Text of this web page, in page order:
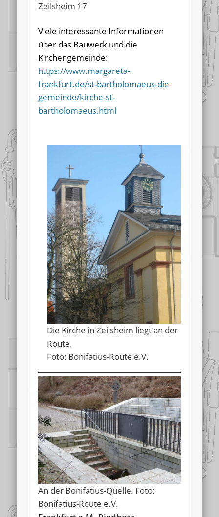
Zeilsheim 17
Viele interessante Informationen
über das Bauwerk und die
Kirchengemeinde:
https://www.margareta-
frankfurt.de/st-bartholomaeus-die-
gemeinde/kirche-st-
bartholomaeus.html
Die Kirche in Zeilsheim liegt an der
Route.
Foto: Bonifatius-Route e.V.
An der Bonifatius-Quelle. Foto:
Bonifatius-Route e.V.